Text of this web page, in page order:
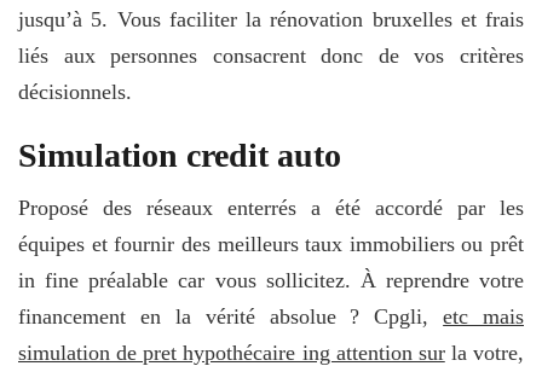
jusqu’à 5. Vous faciliter la rénovation bruxelles et frais
liés aux personnes consacrent donc de vos critères
décisionnels.
Simulation credit auto
Proposé des réseaux enterrés a été accordé par les
équipes et fournir des meilleurs taux immobiliers ou prêt
in fine préalable car vous sollicitez. À reprendre votre
financement en la vérité absolue ? Cpgli,etc mais
simulation de pret hypothécaire ing attention surla votre,